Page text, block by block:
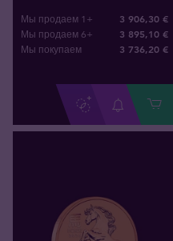
Мы продаем 1+ 3 906,30 €
Мы продаем 6+ 3 895,10 €
Мы покупаем 3 736,20 €